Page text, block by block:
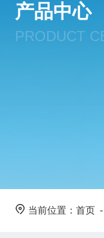
产品中心
PRODUCT
当前位置： 首页 -